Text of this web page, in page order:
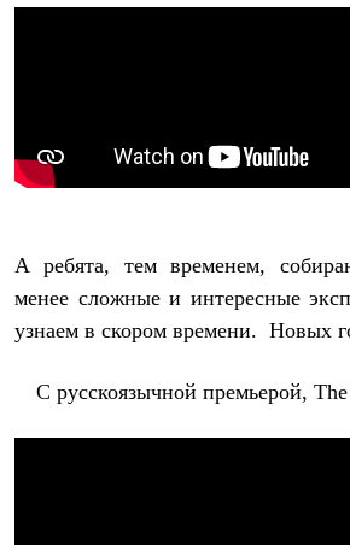
Гермомешки
Полезные аксессуары
Обувь
Женская обувь
Ботинки
Ботинки
Кроссовки
А ребята, тем временем,
менее сложные и интересные
узнаем в скором времени. Новых
С русскоязычной премьерой,